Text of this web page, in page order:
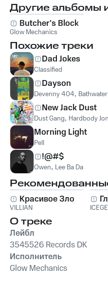
Другие альбомы
Butcher's Block
Glow Mechanics
Похожие треки
Dad Jokes
Classified
Dayson
Devenny 404,
New Jack Dust
Dust Gang, Hardbody
Morning Light
Pell
!@#$
Owen, Lee Ba Da
Красивое Зло
VILLIAN
О треке
Лейбл
3545526 Records DK
Исполнитель
Glow Mechanics